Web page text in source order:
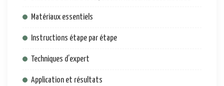
Matériaux essentiels
Instructions étape par étape
Techniques d’expert
Application et résultats